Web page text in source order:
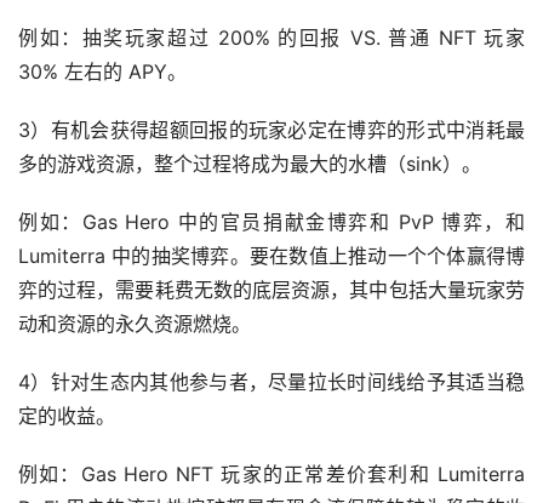
例如：抽奖玩家超过 200% 的回报 VS. 普通 NFT 玩家
30% 左右的 APY。
3）有机会获得超额回报的玩家必定在博弈的形式中消耗最
多的游戏资源，整个过程将成为最大的水槽（sink）。
例如：Gas Hero 中的官员捐献金博弈和 PvP 博弈，和
Lumiterra 中的抽奖博弈。要在数值上推动一个个体赢得博
弈的过程，需要耗费无数的底层资源，其中包括大量玩家劳
动和资源的永久资源燃烧。
4）针对生态内其他参与者，尽量拉长时间线给予其适当稳
定的收益。
例如：Gas Hero NFT 玩家的正常差价套利和 Lumiterra